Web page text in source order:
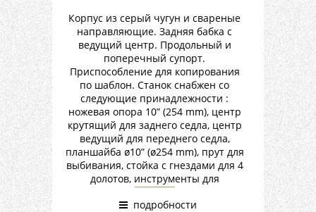
Корпус из серый чугун и свареные
направляющие. Задняя бабка с
ведущий центр. Продольный и
поперечный супорт.
Приспособление для копирования
по шаблон. Станок снабжен со
следующие принадлежности :
ножевая опора 10” (254 mm), центр
крутящий для заднего седла, центр
ведущий для переднего седла,
планшайба ø10” (ø254 mm), прут для
выбивания, стойка с гнездами для 4
долотов, инструменты для
обслужвания.
подробности